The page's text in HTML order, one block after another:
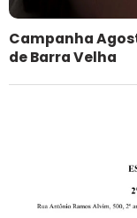
Campanha
de Barra Velha